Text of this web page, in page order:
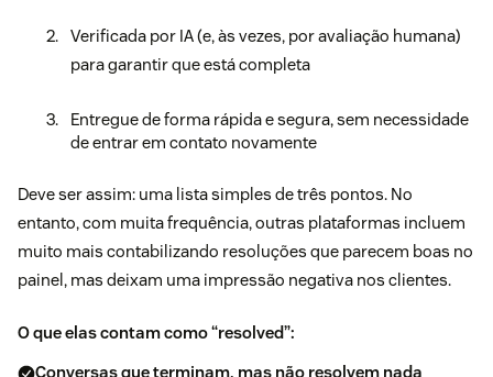
Verificada por IA (e, às vezes, por avaliação humana)
para garantir que está completa
Entregue de forma rápida e segura, sem necessidade
de entrar em contato novamente
Deve ser assim: uma lista simples de três pontos. No
entanto, com muita frequência, outras plataformas incluem
muito mais contabilizando resoluções que parecem boas no
painel, mas deixam uma impressão negativa nos clientes.
O que elas contam como “resolved”:
Conversas que terminam, mas não resolvem nada